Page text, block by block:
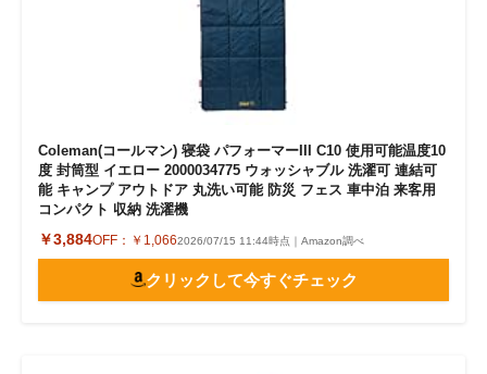
Coleman(コールマン) 寝袋 パフォーマーIII C10 使用可能温度10
度 封筒型 イエロー 2000034775 ウォッシャブル 洗濯可 連結可
能 キャンプ アウトドア 丸洗い可能 防災 フェス 車中泊 来客用
コンパクト 収納 洗濯機
￥3,884OFF： ￥1,0662026/07/15 11:44時点｜Amazon調べ
クリックして今すぐチェック